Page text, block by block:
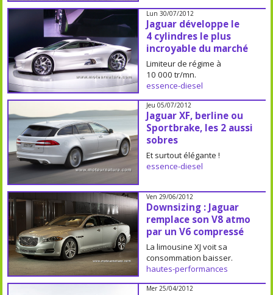
Lun 30/07/2012
Jaguar développe le
4 cylindres le plus
incroyable du marché
Limiteur de régime à
10 000 tr/mn.
essence-diesel
Jeu 05/07/2012
Jaguar XF, berline ou
Sportbrake, les 2 aussi
sobres
Et surtout élégante !
essence-diesel
Ven 29/06/2012
Downsizing : Jaguar
remplace son V8 atmo
par un V6 compressé
La limousine XJ voit sa
consommation baisser.
hautes-performances
Mer 25/04/2012